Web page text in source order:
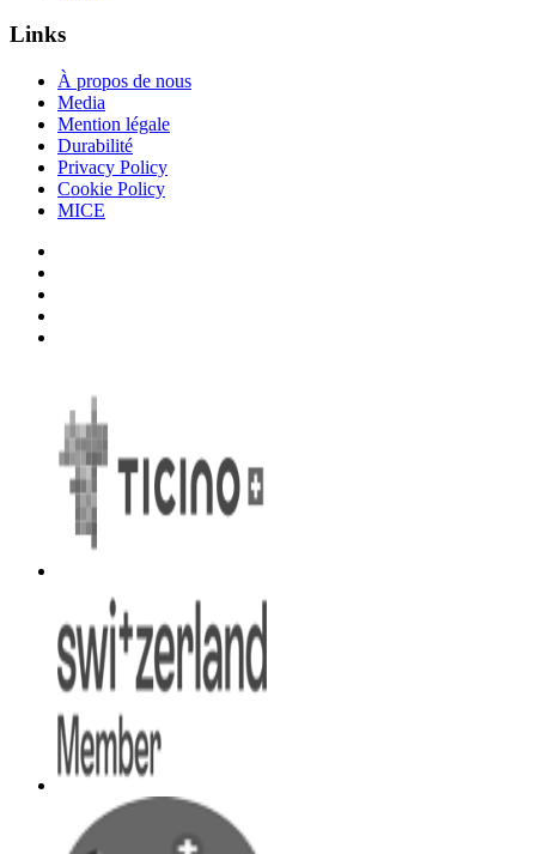
Links
À propos de nous
Media
Mention légale
Durabilité
Privacy Policy
Cookie Policy
MICE